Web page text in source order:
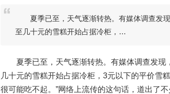
夏季已至，天气逐渐转热。有媒体调查发现
至几十元的雪糕开始占据冷柜，…
夏季已至，天气逐渐转热。有媒体调查发现
几十元的雪糕开始占据冷柜，3元以下的平价雪
很可能吃不起。”网络上流传的这句话，道出了不